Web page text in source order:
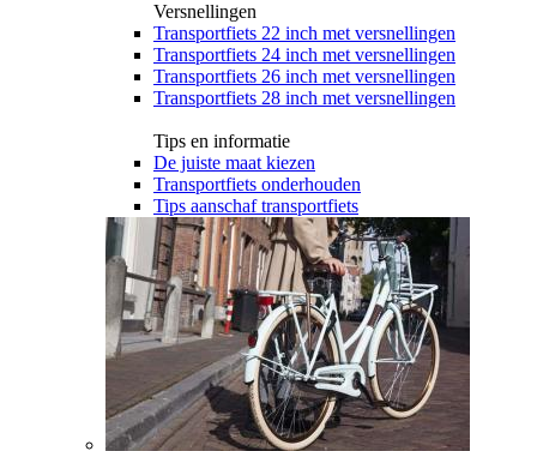
Versnellingen
Transportfiets 22 inch met versnellingen
Transportfiets 24 inch met versnellingen
Transportfiets 26 inch met versnellingen
Transportfiets 28 inch met versnellingen
Tips en informatie
De juiste maat kiezen
Transportfiets onderhouden
Tips aanschaf transportfiets